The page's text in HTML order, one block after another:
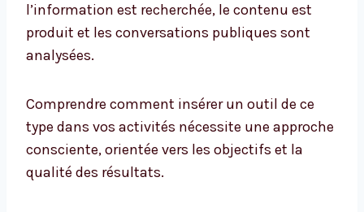
l’information est recherchée, le contenu est
produit et les conversations publiques sont
analysées.
Comprendre comment insérer un outil de ce
type dans vos activités nécessite une approche
consciente, orientée vers les objectifs et la
qualité des résultats.